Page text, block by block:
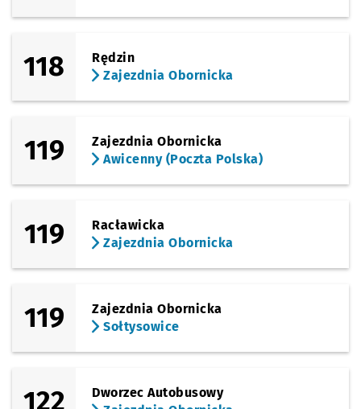
118
Rędzin
Zajezdnia Obornicka
119
Zajezdnia Obornicka
Awicenny (Poczta Polska)
119
Racławicka
Zajezdnia Obornicka
119
Zajezdnia Obornicka
Sołtysowice
122
Dworzec Autobusowy